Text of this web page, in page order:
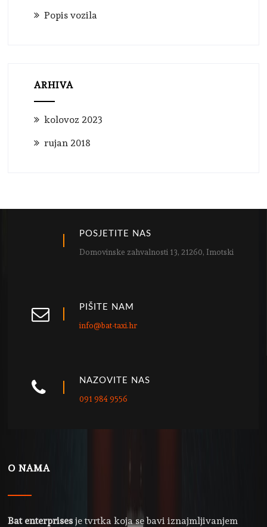
Popis vozila
ARHIVA
kolovoz 2023
rujan 2018
POSJETITE NAS
Domovinske zahvalnosti 13, 21260, Imotski
PIŠITE NAM
info@bat-taxi.hr
NAZOVITE NAS
091 984 9556
O NAMA
Bat enterprises je tvrtka koja se bavi iznajmljivanjem